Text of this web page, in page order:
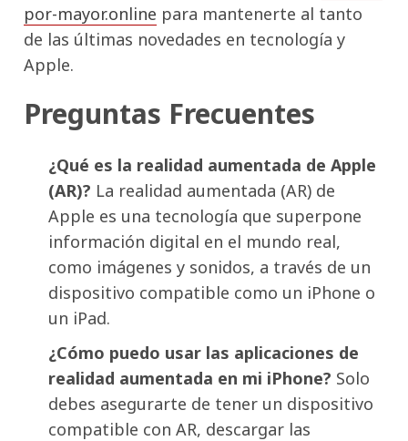
por-mayor.online para mantenerte al tanto
de las últimas novedades en tecnología y
Apple.
Preguntas Frecuentes
¿Qué es la realidad aumentada de Apple
(AR)? La realidad aumentada (AR) de
Apple es una tecnología que superpone
información digital en el mundo real,
como imágenes y sonidos, a través de un
dispositivo compatible como un iPhone o
un iPad.
¿Cómo puedo usar las aplicaciones de
realidad aumentada en mi iPhone? Solo
debes asegurarte de tener un dispositivo
compatible con AR, descargar las